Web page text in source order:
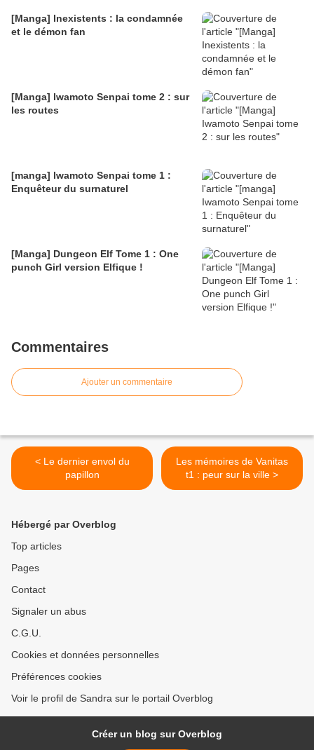
[Manga] Inexistents : la condamnée
et le démon fan
[Manga] Iwamoto Senpai tome 2 : sur
les routes
[manga] Iwamoto Senpai tome 1 :
Enquêteur du surnaturel
[Manga] Dungeon Elf Tome 1 : One
punch Girl version Elfique !
Commentaires
Ajouter un commentaire
< Le dernier envol du
papillon
Les mémoires de Vanitas
t1 : peur sur la ville >
Hébergé par Overblog
Top articles
Pages
Contact
Signaler un abus
C.G.U.
Cookies et données personnelles
Préférences cookies
Voir le profil de Sandra sur le portail Overblog
Créer un blog sur Overblog